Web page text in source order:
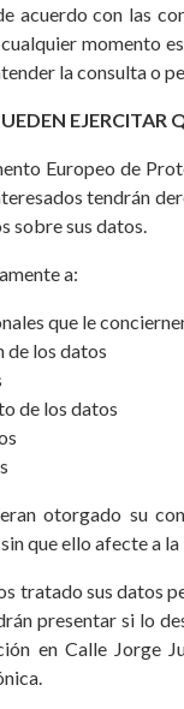
acuerdo con las
momento
la consulta o
EJERCITAR
Europeo de
tendrán
sobre sus datos.
a:
que le
de los datos
de los datos
otorgado su
que ello afecte a
tratado sus datos
presentar si lo
en Calle